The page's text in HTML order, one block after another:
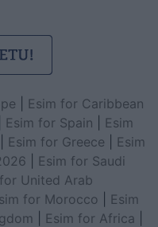
Esim for Caribbean
Esim for Spain
Esim
Esim for Greece
Esim
Esim for Saudi
United Arab
for Morocco
Esim
Esim for Africa